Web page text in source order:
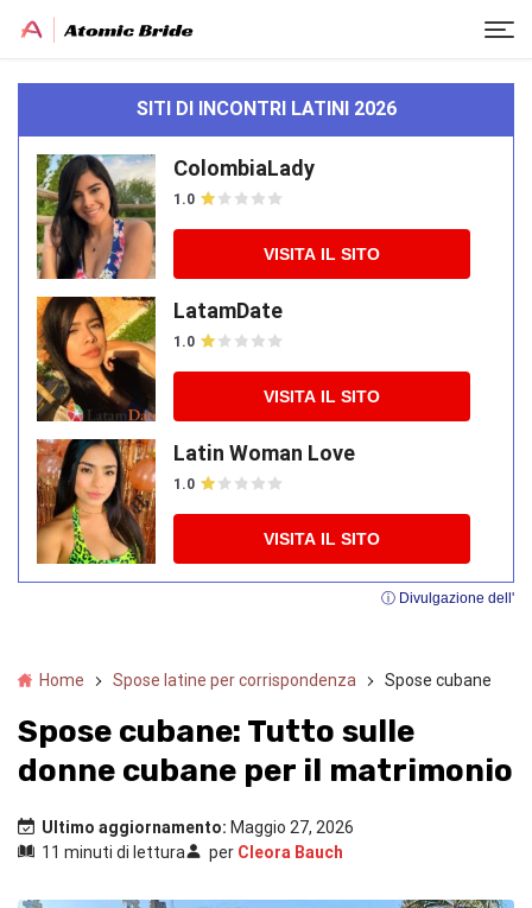
Home Spose latine per corrispondenza Spose cubane
Spose cubane: Tutto sulle
donne cubane per il matrimonio
Ultimo aggiornamento: Maggio 27, 2026
11 minuti di lettura
per Cleora Bauch
SITI DI INCONTRI LATINI 2026
ColombiaLady
1.0
VISITA IL SITO
LatamDate
1.0
VISITA IL SITO
Latin Woman Love
1.0
VISITA IL SITO
ⓘ Divulgazione dell'